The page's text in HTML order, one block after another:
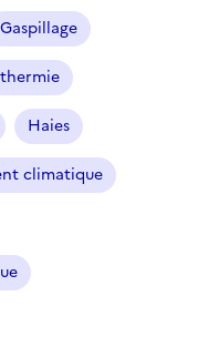
Gaspillage
Haies
climatique